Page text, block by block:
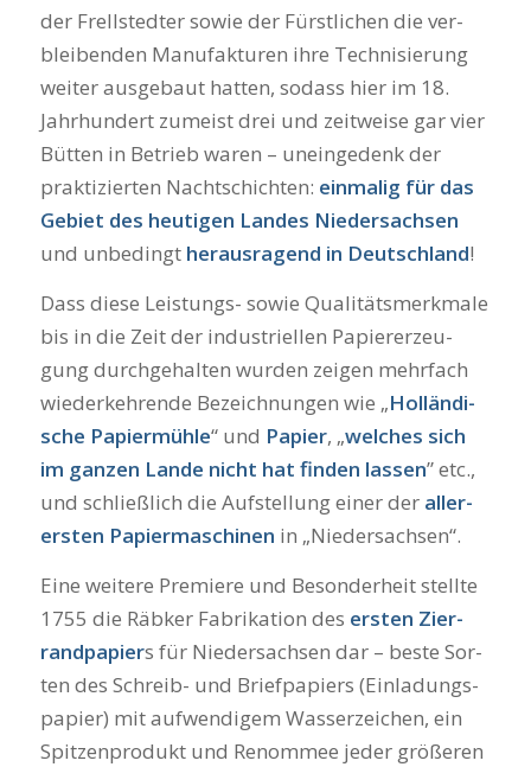
der Frell­sted­ter sowie der Fürst­li­chen die ver­
blei­ben­den Manu­fak­tu­ren ihre Tech­ni­sie­rung
wei­ter aus­ge­baut hat­ten, sodass hier im 18.
Jahr­hun­dert zumeist drei und zeit­wei­se gar vier
Büt­ten in Betrieb waren – unein­ge­denk der
prak­ti­zier­ten Nacht­schich­ten: ein­ma­lig für das
Gebiet des heu­ti­gen Lan­des Nie­der­sach­sen
und unbe­dingther­aus­ra­gend in Deutsch­land!
Dass die­se Leis­tungs- sowie Qua­li­täts­merk­ma­le
bis in die Zeit der indus­tri­el­len Papier­er­zeu­
gung durch­ge­hal­ten wur­den zei­gen mehr­fach
wie­der­keh­ren­de Bezeich­nun­gen wie „Hol­län­di­
sche Papier­müh­le“ und Papier, „wel­ches sich
im gan­zen Lan­de nicht hat fin­den las­sen” etc.,
und schließ­lich die Auf­stel­lung einer der aller­
ers­ten Papier­ma­schi­nen in „Nie­der­sach­sen“.
Eine wei­te­re Pre­mie­re und Beson­der­heit stell­te
1755 die Räb­ker Fabri­ka­ti­on des ers­ten Zier­
rand­pa­piers für Nie­der­sach­sen dar – bes­te Sor­
ten des Schreib- und Brief­pa­piers (Ein­la­dungs­
pa­pier) mit auf­wen­di­gem Was­ser­zei­chen, ein
Spit­zen­pro­dukt und Renom­mee jeder grö­ße­ren